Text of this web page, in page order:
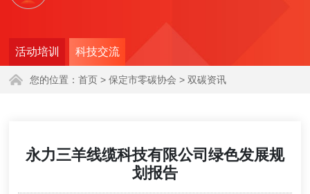
活动培训 科技交流
您的位置：首页 > 保定市零碳协会 > 双碳资讯
永力三羊线缆科技有限公司绿色发展规
划报告